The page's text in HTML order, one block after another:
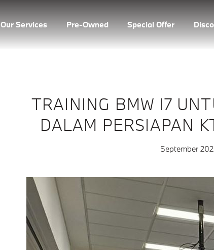
Our Services Pre-Owned Special Offer
TRAINING BMW I7
DALAM PERSIAPAN
September